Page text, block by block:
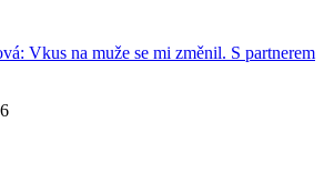
Vkus na muže se mi změnil. S partnerem